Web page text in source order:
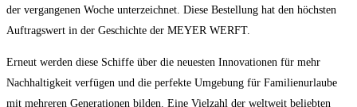
der vergangenen Woche unterzeichnet. Diese Bestellung hat den höchsten
Auftragswert in der Geschichte der MEYER WERFT.
Erneut werden diese Schiffe über die neuesten Innovationen für mehr
Nachhaltigkeit verfügen und die perfekte Umgebung für Familienurlaube
mit mehreren Generationen bilden. Eine Vielzahl der weltweit beliebten